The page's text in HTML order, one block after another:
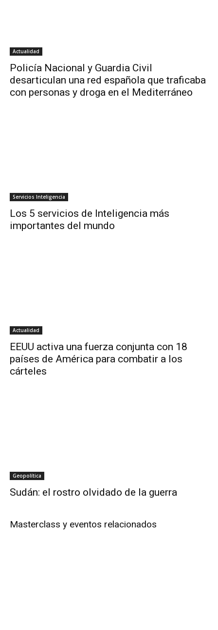
Actualidad
Policía Nacional y Guardia Civil
desarticulan una red española que traficaba
con personas y droga en el Mediterráneo
Servicios Inteligencia
Los 5 servicios de Inteligencia más
importantes del mundo
Actualidad
EEUU activa una fuerza conjunta con 18
países de América para combatir a los
cárteles
Geopolítica
Sudán: el rostro olvidado de la guerra
Masterclass y eventos relacionados